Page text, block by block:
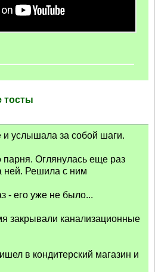
тосты
услышала за собой шаги.
парня. Оглянулась еще раз
ней. Решила с ним
- его уже не было...
закрывали канализационные
в кондитерский магазин и